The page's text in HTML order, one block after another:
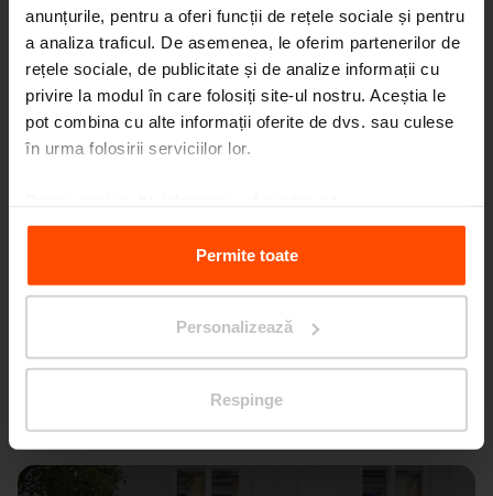
anunțurile, pentru a oferi funcții de rețele sociale și pentru
a analiza traficul. De asemenea, le oferim partenerilor de
rețele sociale, de publicitate și de analize informații cu
privire la modul în care folosiți site-ul nostru. Aceștia le
pot combina cu alte informații oferite de dvs. sau culese
în urma folosirii serviciilor lor.
vizitațiPrinciples Relating to the Processing Personal
Permite toate
Personalizează
Respinge